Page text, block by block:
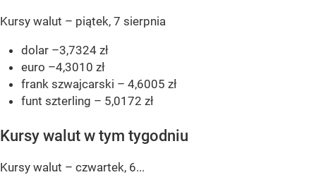
Kursy walut – piątek, 7 sierpnia
dolar –3,7324 zł
euro –4,3010 zł
frank szwajcarski – 4,6005 zł
funt szterling – 5,0172 zł
Kursy walut w tym tygodniu
Kursy walut – czwartek, 6...